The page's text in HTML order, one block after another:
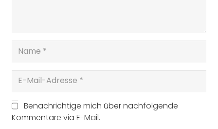
Benachrichtige mich über nachfolgende
Kommentare via E-Mail.